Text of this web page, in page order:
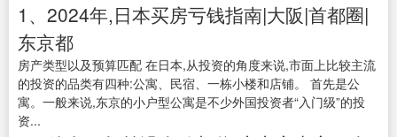
1、2024年,日本买房亏钱指南|大阪|首都圈|
东京都
房产类型以及预算匹配 在日本,从投资的角度来说,市面上比较主流
的投资的品类有四种:公寓、民宿、一栋小楼和店铺。 首先是公
寓。一般来说,东京的小户型公寓是不少外国投资者“入门级”的投
资...